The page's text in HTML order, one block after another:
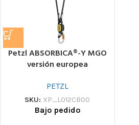
Petzl ABSORBICA®-Y MGO
versión europea
amortiguador de caída y
acoplamientos MGO – EU
PETZL
SKU: XP_L012CB00
Bajo pedido